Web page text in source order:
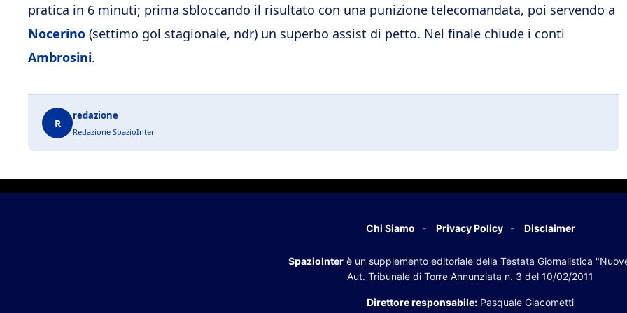
pratica in 6 minuti; prima sbloccando il risultato con una punizione telecomandata, poi servendo a
Nocerino (settimo gol stagionale, ndr) un superbo assist di petto. Nel finale chiude i conti
Ambrosini.
R
redazione
Redazione SpazioInter
Chi Siamo Privacy Policy Disclaimer
SpazioInterè un supplemento editoriale della Testata Giornalistica
Aut. Tribunale di Torre Annunziata n. 3 del 10/02/2011
Direttore responsabile: Pasquale Giacometti